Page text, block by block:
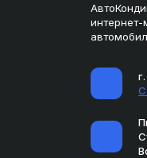
интернет-